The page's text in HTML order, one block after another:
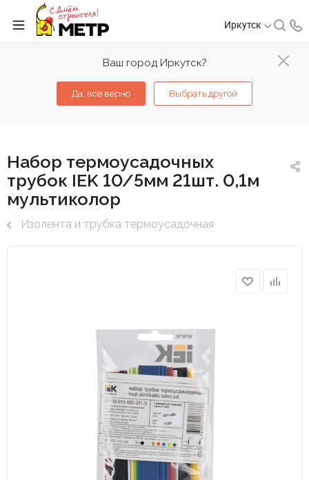
Ваш город Иркутск?
Да, все верно Выбрать другой
Иркутск
Набор термоусадочных
трубок IEK 10/5мм 21шт. 0,1м
мультиколор
Изолента и трубка термоусадочная